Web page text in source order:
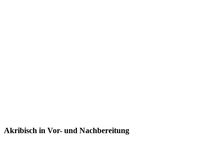
Akribisch in Vor- und Nachbereitung